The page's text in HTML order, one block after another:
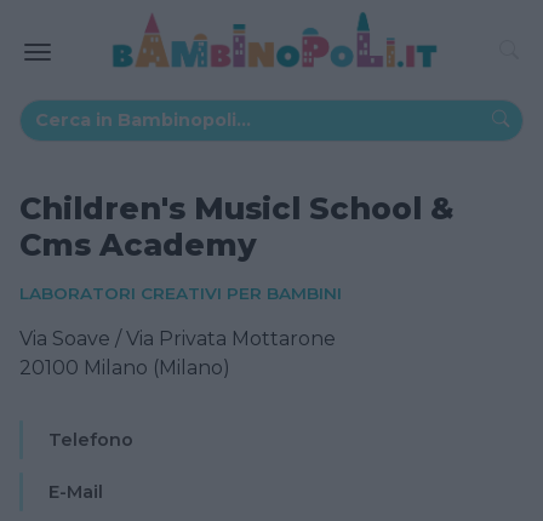
Children's Musicl School &
Cms Academy
LABORATORI CREATIVI PER BAMBINI
Via Soave / Via Privata Mottarone
20100 Milano (Milano)
Telefono
E-Mail